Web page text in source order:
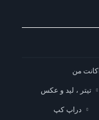
اکانت من
تیتر ، لید و عکس
دراپ کپ